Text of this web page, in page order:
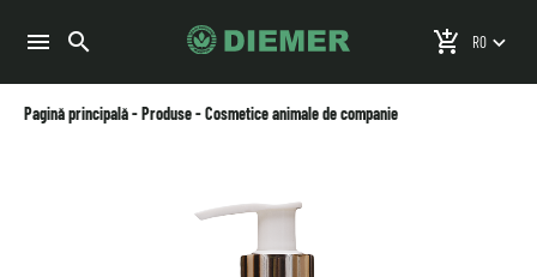
menu search add_shopping_cart keyboard_arrow_down
Pagină principală-Produse-Cosmetice animale de companie